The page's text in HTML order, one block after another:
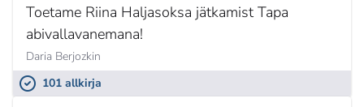
Toetame Riina Haljasoksa jätkamist Tapa
abivallavanemana!
Daria Berjozkin
101 allkirja